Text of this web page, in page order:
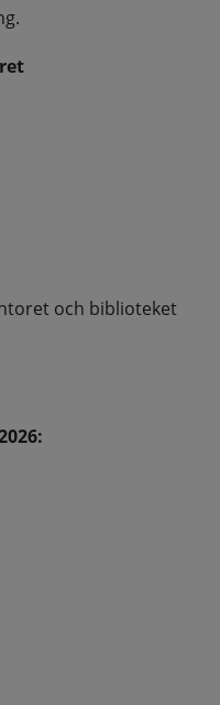
och biblioteket